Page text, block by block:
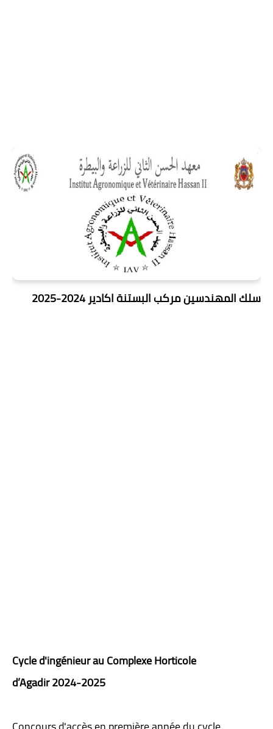
سلك المهندسين مركب البستنة اكادير 2024-2025
Cycle d'ingénieur au Complexe Horticole
d’Agadir 2024-2025